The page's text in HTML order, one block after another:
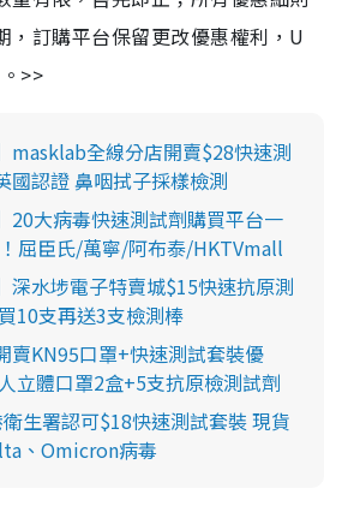
，訂購平台保留更改優惠權利，U
>>
masklab全線分店開賣$28快速測
國認證 鼻咽拭子採樣檢測
20大病毒快速測試劑購買平台一
屈臣氏/萬寧/阿布泰/HKTVmall
深水埗電子特賣城$15快速抗原測
10支再送3支檢測棒
賣KN95口罩+快速測試套裝優
立體口罩2盒+5支抗原檢測試劑
生署認可$18快速測試套裝 現貨
、Omicron病毒